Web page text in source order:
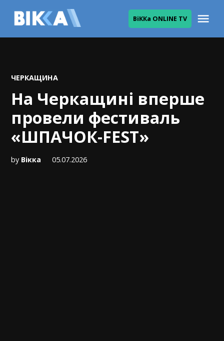
ВіККа ONLINE TV
POSTED
ЧЕРКАЩИНА
На Черкащині вперше
провели фестиваль
«ШПАЧОК-FEST»
by Вікка 05.07.2026